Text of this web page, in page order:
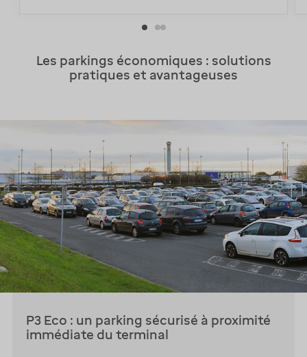
Les parkings économiques : solutions
pratiques et avantageuses
P3 Eco : un parking sécurisé à proximité
immédiate du terminal